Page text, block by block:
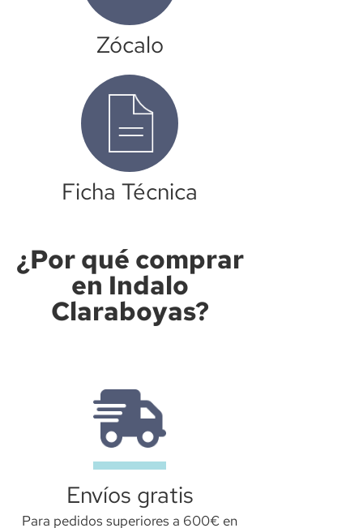
Zócalo
Ficha Técnica
¿Por qué comprar
en Indalo
Claraboyas?
Envíos gratis
Para pedidos superiores a 600€ en